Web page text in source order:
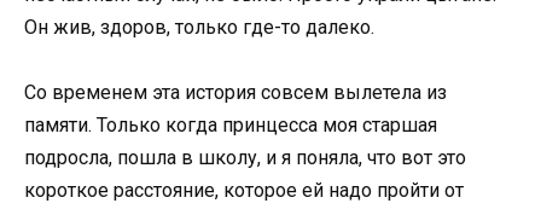
Он жив, здоров, только где-то далеко.
Со временем эта история совсем вылетела из
памяти. Только когда принцесса моя старшая
подросла, пошла в школу, и я поняла, что вот это
короткое расстояние, которое ей надо пройти от